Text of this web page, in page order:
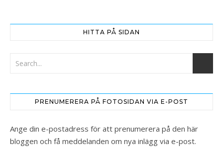
HITTA PÅ SIDAN
PRENUMERERA PÅ FOTOSIDAN VIA E-POST
Ange din e-postadress för att prenumerera på den här
bloggen och få meddelanden om nya inlägg via e-post.